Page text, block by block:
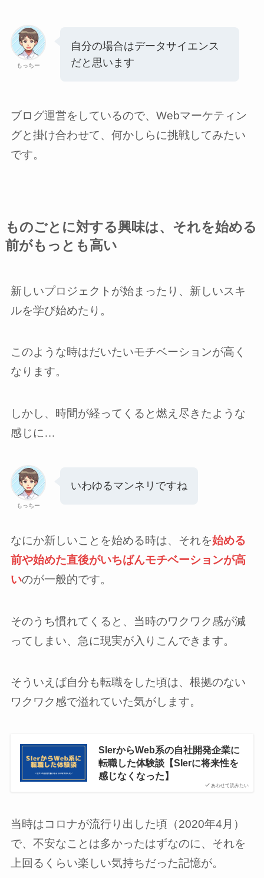
もっちー
自分の場合はデータサイエンス
だと思います
ブログ運営をしているので、Webマーケティン
グと掛け合わせて、何かしらに挑戦してみたい
です。
ものごとに対する興味は、それを始める
前がもっとも高い
新しいプロジェクトが始まったり、新しいスキ
ルを学び始めたり。
このような時はだいたいモチベーションが高く
なります。
しかし、時間が経ってくると燃え尽きたような
感じに…
もっちー
いわゆるマンネリですね
なにか新しいことを始める時は、それを始める
前や始めた直後がいちばんモチベーションが高
いのが一般的です。
そのうち慣れてくると、当時のワクワク感が減
ってしまい、急に現実が入りこんできます。
そういえば自分も転職をした頃は、根拠のない
ワクワク感で溢れていた気がします。
あわせて読みたい
SIerからWeb系の自社開発企業に
転職した体験談【SIerに将来性を
感じなくなった】
当時はコロナが流行り出した頃（2020年4月）
で、不安なことは多かったはずなのに、それを
上回るくらい楽しい気持ちだった記憶が。